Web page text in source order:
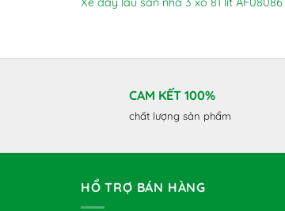
CAM KẾT 100%
chất lượng sản phẩm
HỔ TRỢ BÁN HÀNG